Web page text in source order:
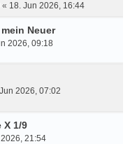
« 18. Jun 2026, 16:44
Neuer
2026, 09:18
2026, 07:02
X 1/9
21:54